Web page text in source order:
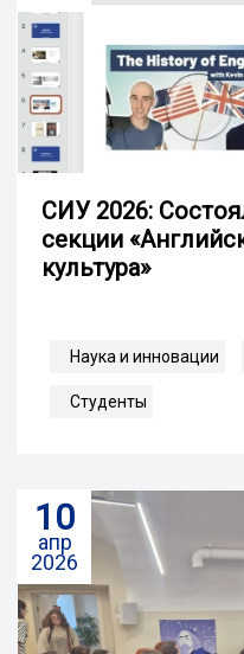
СИУ 2026:
секции
культура»
Наука и инновации
Студенты
10
апр
2026